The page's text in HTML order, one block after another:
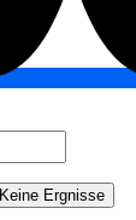
Keine Ergnisse